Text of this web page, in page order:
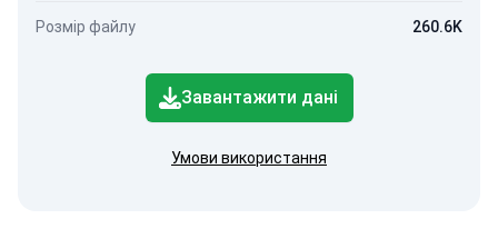
Розмір файлу 260.6K
Завантажити дані
Умови використання